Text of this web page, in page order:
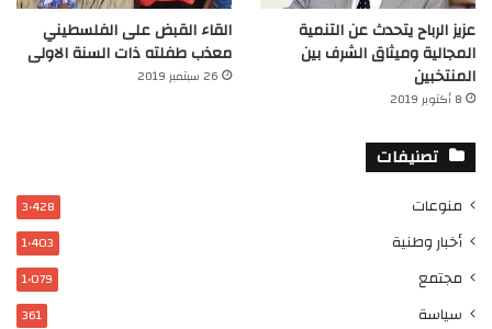
عزيز الرباح يتحدث عن التنمية
المجالية وميثاق الشرف بين
المنتخبين
8 أكتوبر 2019
القاء القبض على الفلسطيني
معذب طفلته ذات السنة الاولى
26 سبتمبر 2019
تصنيفات
منوعات 3٬428
أخبار وطنية 1٬403
مجتمع 1٬079
سياسة 361